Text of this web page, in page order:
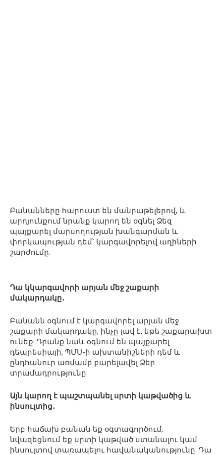
Բանանները հարուստ են մանրաթելերով, և
արդյունքում նրանք կարող են օգնել Ձեզ
պայքարել մարսողության խանգարման և
փորկապության դեմ՝ կարգավորելով աղիների
շարժումը:
Դա կկարգավորի արյան մեջ շաքարի
մակարդակը․
Բանանն օգնում է կարգավորել արյան մեջ
շաքարի մակարդակը, ինչը լավ է, եթե շաքարախտ
ունեք: Դրանք նաև օգնում են պայքարել
դեպրեսիայի, ՊՄՍ-ի ախտանիշների դեմ և
ընդհանուր առմամբ բարելավել Ձեր
տրամադրությունը:
Այն կարող է պաշտպանել սրտի կաթվածից և
ինսուլտից․
Երբ հաճախ բանան եք օգտագործում,
նվազեցնում եք սրտի կաթված ստանալու կամ
ինսուլտով տառապելու հավանականությունը: Դա